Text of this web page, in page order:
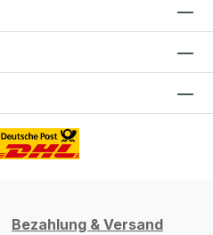
Bezahlung & Versand